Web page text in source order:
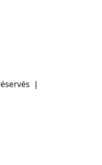
|